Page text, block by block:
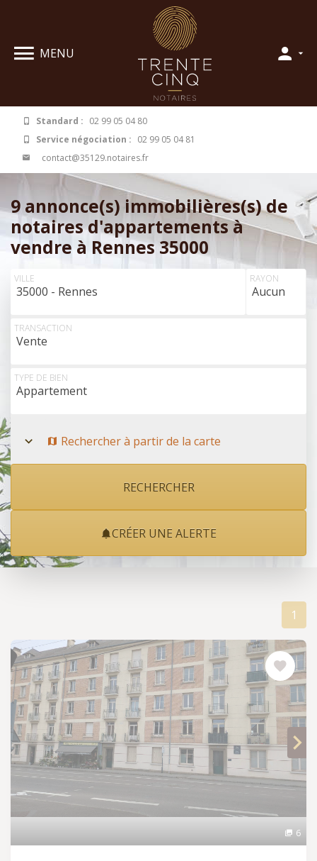
MENU
Standard : 02 99 05 04 80
Service négociation : 02 99 05 04 81
contact@35129.notaires.fr
9 annonce(s) immobilières(s) de
notaires d'appartements à
vendre à Rennes 35000
VILLE
35000 - Rennes
Rechercher à partir de la carte
RAYON
Aucun
TRANSACTION
Vente
TYPE DE BIEN
Appartement
Rechercher à partir de la carte
CRÉER UNE ALERTE
1
6
Panneau de gestion des cookies